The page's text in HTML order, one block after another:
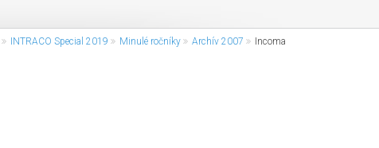
INTRACO Special 2019 Minulé ročníky Archív 2007 Incoma